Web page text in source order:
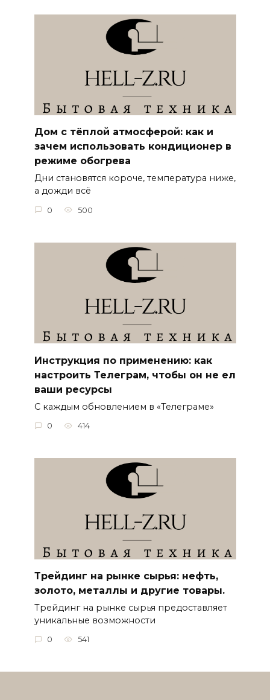
Дом с тёплой атмосферой: как и
зачем использовать кондиционер в
режиме обогрева
Дни становятся короче, температура ниже,
а дожди всё
0 500
Инструкция по применению: как
настроить Телеграм, чтобы он не ел
ваши ресурсы
С каждым обновлением в «Телеграме»
0 414
Трейдинг на рынке сырья: нефть,
золото, металлы и другие товары.
Трейдинг на рынке сырья предоставляет
уникальные возможности
0 541